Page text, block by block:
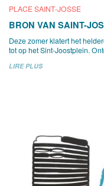
PLACE SAINT-JOSSE
BRON VAN SAINT-
Deze zomer klatert het
tot op het Sint-Joostplein.
LIRE PLUS